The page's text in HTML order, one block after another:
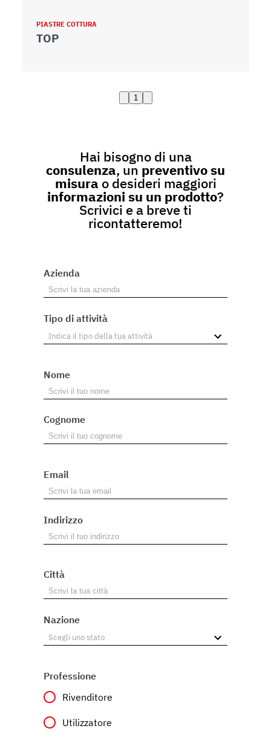
PIASTRE COTTURA
TOP
1
Hai bisogno di una
consulenza, un preventivo su
misura o desideri maggiori
informazioni su un prodotto?
Scrivici e a breve ti
ricontatteremo!
Azienda
Tipo di attività
Nome
Cognome
Email
Indirizzo
Città
Nazione
Professione
Rivenditore
Utilizzatore